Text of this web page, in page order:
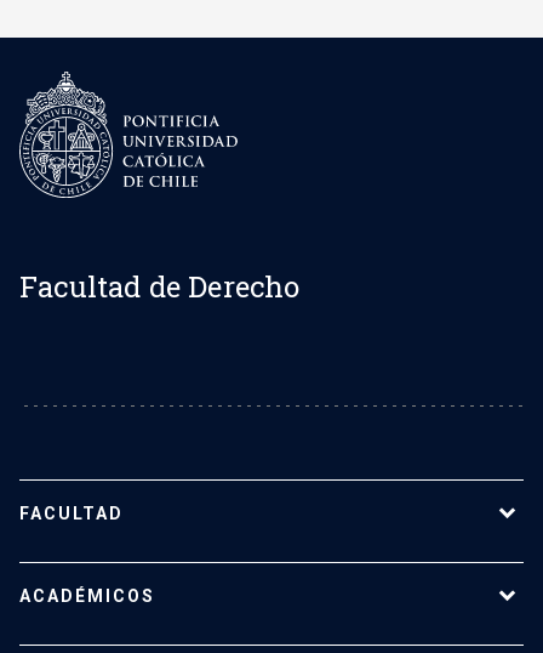
Facultad de Derecho
FACULTAD
Representantes estudiantiles
ACADÉMICOS